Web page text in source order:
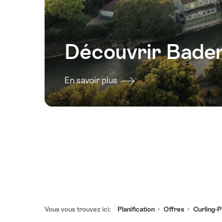
lundi,
17
août
2026
mardi,
août
2026
vendredi,
Découvrir
En savoir plus
Vous vous trouvez ici: Planification Offres Curling-